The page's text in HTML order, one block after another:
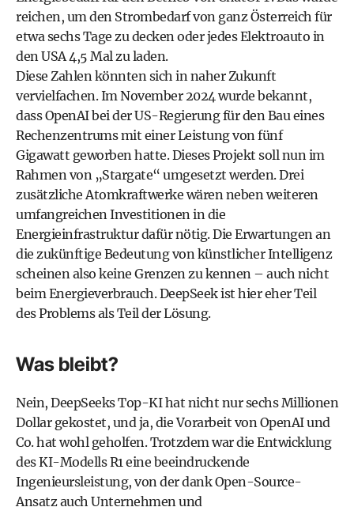
reichen, um den Strombedarf von ganz Österreich für
etwa sechs Tage zu decken oder jedes Elektroauto in
den USA 4,5 Mal zu laden.
Diese Zahlen könnten sich in naher Zukunft
vervielfachen. Im November 2024 wurde bekannt,
dass OpenAI bei der US-Regierung für den Bau eines
Rechenzentrums mit einer Leistung von fünf
Gigawatt geworben hatte. Dieses Projekt soll nun im
Rahmen von „Stargate“ umgesetzt werden. Drei
zusätzliche Atomkraftwerke wären neben weiteren
umfangreichen Investitionen in die
Energieinfrastruktur dafür nötig. Die Erwartungen an
die zukünftige Bedeutung von künstlicher Intelligenz
scheinen also keine Grenzen zu kennen – auch nicht
beim Energieverbrauch. DeepSeek ist hier eher Teil
des Problems als Teil der Lösung.
Was bleibt?
Nein, DeepSeeks Top-KI hat nicht nur sechs Millionen
Dollar gekostet, und ja, die Vorarbeit von OpenAI und
Co. hat wohl geholfen. Trotzdem war die Entwicklung
des KI-Modells R1 eine beeindruckende
Ingenieursleistung, von der dank Open-Source-
Ansatz auch Unternehmen und